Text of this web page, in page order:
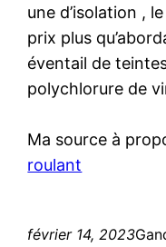
une d’isolation ,
prix plus
éventail de
polychlorure de
Ma source à
roulant
février 14, 2023